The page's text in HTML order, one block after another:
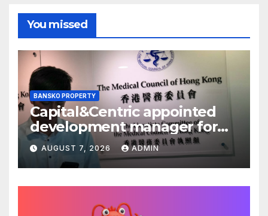
You missed
BANSKO PROPERTY
Capital&Centric appointed
development manager for
Ipswich regen scheme
AUGUST 7, 2026 ADMIN